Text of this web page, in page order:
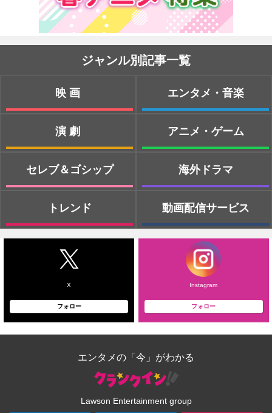
ジャンル別記事一覧
映画
演劇
セレブ＆ゴシップ
トレンド
エンタメ・音楽
アニメ・ゲーム
海外ドラマ
動画配信サービス
X
フォロー
Instagram
フォロー
エンタメの「今」がわかる
Lawson Entertainment group